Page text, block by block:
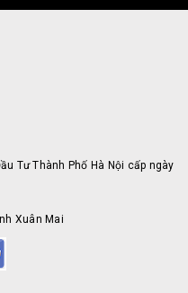
Tư Thành Phố Hà Nội cấp ngày
Xuân Mai